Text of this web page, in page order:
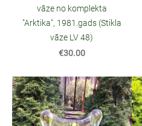
vāze no komplekta
"Arktika", 1981.gads (Stikla
vāze LV 48)
€30.00